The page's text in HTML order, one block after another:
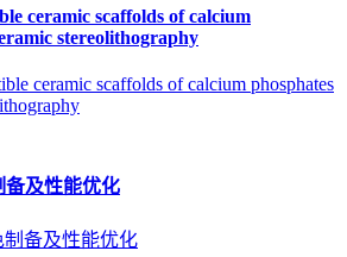
ceramic scaffolds of calcium
stereolithography
备及性能优化